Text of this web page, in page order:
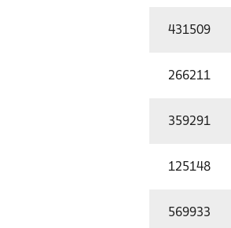
431509
266211
359291
125148
569933